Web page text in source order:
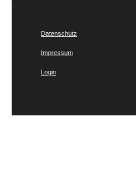
Datenschutz
Impressum
Login